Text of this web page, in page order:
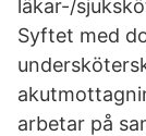
läkar-/
Syftet med
arbetar på